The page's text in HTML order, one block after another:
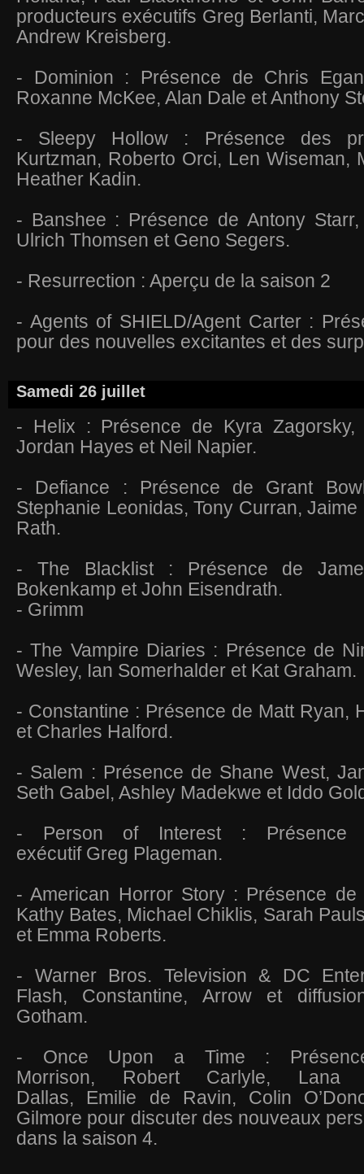
producteurs exécutifs Greg Berlanti,
Andrew Kreisberg.
- Dominion : Présence de Chris
Roxanne McKee, Alan Dale et Anthony
- Sleepy Hollow : Présence des
Kurtzman, Roberto Orci, Len Wiseman,
Heather Kadin.
- Banshee : Présence de Antony
Ulrich Thomsen et Geno Segers.
- Resurrection : Aperçu de la saison 2
- Agents of SHIELD/Agent Carter :
pour des nouvelles excitantes et des
Samedi 26 juillet
- Helix : Présence de Kyra Zagorsky,
Jordan Hayes et Neil Napier.
- Defiance : Présence de Grant
Stephanie Leonidas, Tony Curran,
Rath.
- The Blacklist : Présence de
Bokenkamp et John Eisendrath.
- Grimm
- The Vampire Diaries : Présence de
Wesley, Ian Somerhalder et Kat Graham.
- Constantine : Présence de Matt Ryan,
et Charles Halford.
- Salem : Présence de Shane West,
Seth Gabel, Ashley Madekwe et Iddo
- Person of Interest : Présence
exécutif Greg Plageman.
- American Horror Story : Présence de
Kathy Bates, Michael Chiklis, Sarah
et Emma Roberts.
- Warner Bros. Television & DC
Flash, Constantine, Arrow et
Gotham.
- Once Upon a Time :
Morrison, Robert Carlyle, Lana
Dallas, Emilie de Ravin, Colin
Gilmore pour discuter des nouveaux
dans la saison 4.